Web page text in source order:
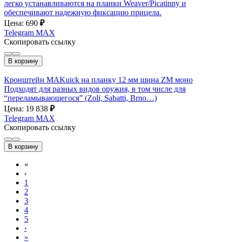
легко устанавливаются на планки Weaver/Picatinny и
обеспечивают надежную фиксацию прицела.
Цена: 690 ₽
Telegram MAX
Скопировать ссылку
В корзину
Кронштейн MAKuick на планку 12 мм шина ZM моно
Подходят для разных видов оружия, в том числе для
“переламывающегося” (Zoli, Sabatti, Brno…)
Цена: 19 838 ₽
Telegram MAX
Скопировать ссылку
В корзину
«
‹
1
2
3
4
5
›
»